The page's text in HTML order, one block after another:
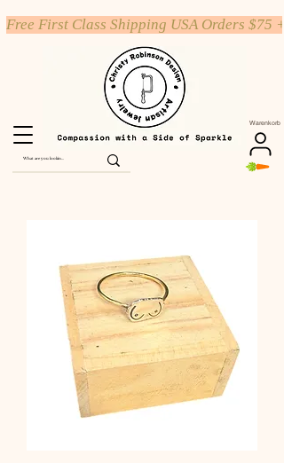
Warenkorb
Free First Class Shipping USA Orders $75 +